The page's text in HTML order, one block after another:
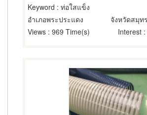
Keyword : ท่อใสแข็ง
อำเภอพระประแดง
จังหวัดสมุท
Views : 969 Time(s) Interest